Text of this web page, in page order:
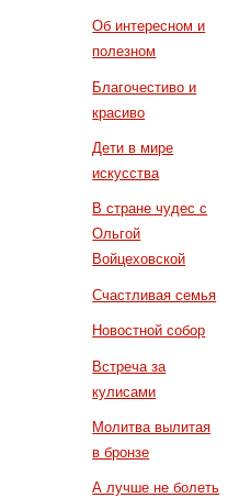
Об интересном и
полезном
Благочестиво и
красиво
Дети в мире
искусства
В стране чудес с
Ольгой
Войцеховской
Счастливая семья
Новостной собор
Встреча за
кулисами
Молитва вылитая
в бронзе
А лучше не болеть